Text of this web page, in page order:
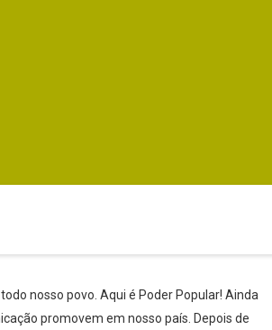
nosso povo. Aqui é Poder Popular! Ainda
promovem em nosso país. Depois de